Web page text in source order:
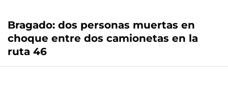
Bragado: dos personas muertas en
choque entre dos camionetas en la
ruta 46